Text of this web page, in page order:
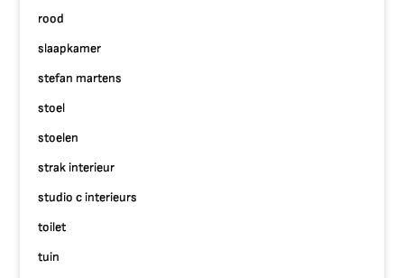
rood
slaapkamer
stefan martens
stoel
stoelen
strak interieur
studio c interieurs
toilet
tuin